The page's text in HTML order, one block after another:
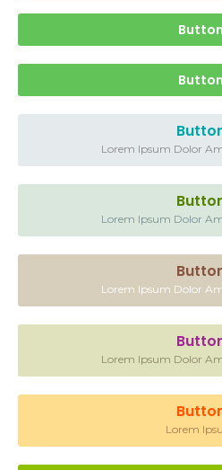
Button
Button
Lorem Ipsum Dolor
Lorem Ipsum Dolor
Lorem Ipsum Dolor
Lorem Ipsum Dolor
Lorem